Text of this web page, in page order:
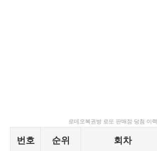
로데오복권방 로또 판매점 당첨 이력
번호 순위 회차